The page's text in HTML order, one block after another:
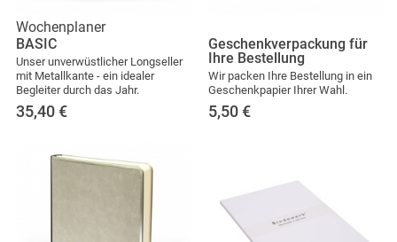
Wochenplaner
BASIC
Unser unverwüstlicher Longseller
mit Metallkante - ein idealer
Begleiter durch das Jahr.
35,40 €
Geschenkverpackung für
Ihre Bestellung
Wir packen Ihre Bestellung in ein
Geschenkpapier Ihrer Wahl.
5,50 €